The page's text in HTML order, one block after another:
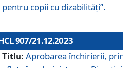
pentru copii cu dizabilități”.
907/21.12.2023
Titlu: Aprobarea închirierii,